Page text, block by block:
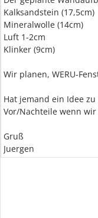
Kalksandstein (17,5cm)
Mineralwolle (14cm)
Luft 1-2cm
Klinker (9cm)
Wir planen, WERU-
Hat jemand ein Idee
Vor/Nachteile wenn
Gruß
Juergen